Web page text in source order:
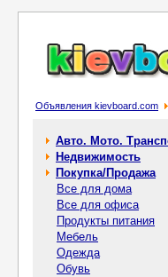
Объявления kievboard.com
Авто. Мото.
Недвижимость
Покупка/Продажа
Все для дома
Все для офиса
Продукты питания
Мебель
Одежда
Обувь